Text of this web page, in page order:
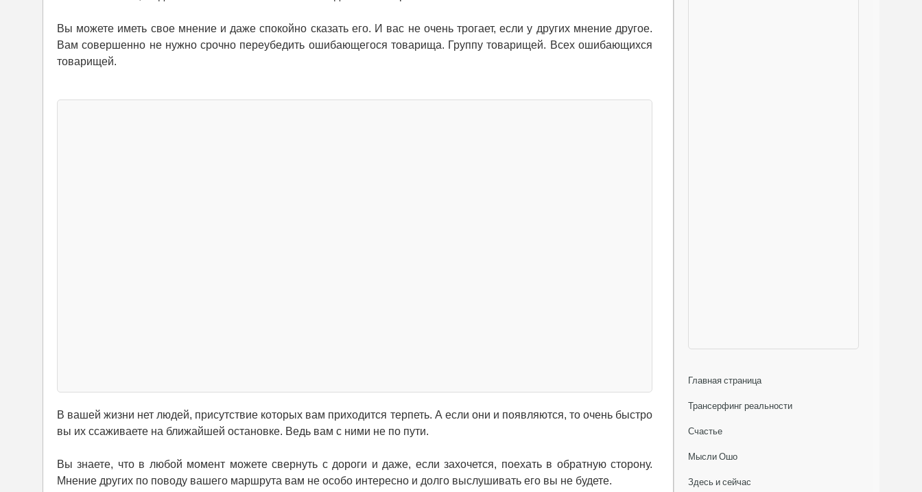
Вы можете иметь свое мнение и даже спокойно сказать его. И вас не очень трогает, если у других мнение другое.
Вам совершенно не нужно срочно переубедить ошибающегося товарища. Группу товарищей. Всех ошибающихся
товарищей.
В вашей жизни нет людей, присутствие которых вам приходится терпеть. А если они и появляются, то очень быстро
вы их ссаживаете на ближайшей остановке. Ведь вам с ними не по пути.
Вы знаете, что в любой момент можете свернуть с дороги и даже, если захочется, поехать в обратную сторону.
Мнение других по поводу вашего маршрута вам не особо интересно и долго выслушивать его вы не будете.
Главная страница
Трансерфинг реальности
Счастье
Мысли Ошо
Здесь и сейчас